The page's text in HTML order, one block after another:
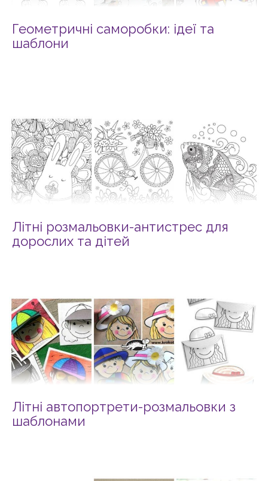
Геометричні саморобки: ідеї та
шаблони
Літні розмальовки-антистрес для
дорослих та дітей
Літні автопортрети-розмальовки з
шаблонами